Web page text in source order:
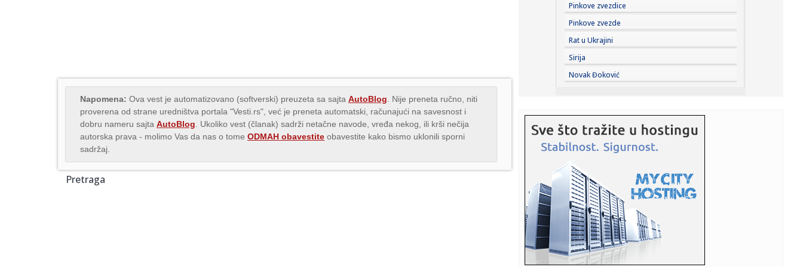
Napomena: Ova vest je automatizovano (softverski) preuzeta sa sajta AutoBlog . Nije preneta ručno, niti
proverena od strane uredništva portala "Vesti.rs", već je preneta automatski, računajući na savesnost i
dobru nameru sajta AutoBlog . Ukoliko vest (članak) sadrži netačne navode, vređa nekog, ili krši nečija
autorska prava - molimo Vas da nas o tome ODMAH obavestite obavestite kako bismo uklonili sporni
sadržaj.
Pretraga
23:41:Marinović nakon pobjede: Zaslužili smo još koji gol, ali
svaka...
23:41:Može li ljetna avantura ipak nekako prerasti u ozbiljnu
vezu?
23:38:Partizan demolirao Tobol, Ilić konačno zadovoljan: Na
momente j...
23:35: Otkriveni detalji pucnjave na američki konzulat; Iza svega
stoji...
23:34:
Benfika si...
23:33:Težak udes žene iz BiH: Bmw-om se „zakucala“ u zid, na
nju ...
23:33:Kratak predah od vrućina: Pljuskovi noćas stižu u region,
osvj...
23:33:Osuđen provalnik iz BiH, branio se da je krao za liječenje
Pinkove zvezdice
Pinkove zvezde
Rat u Ukrajini
Sirija
Novak Đoković